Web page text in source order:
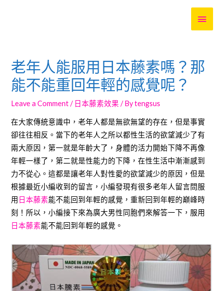
老年人能服用日本藤素嗎？那
能不能重回年輕的感覺呢？
Leave a Comment / 日本藤素效果 / Bytengsus
在大家傳統意識中，老年人都是無欲無望的存在，但是事實
卻往往相反。當下的老年人之所以都性生活的欲望減少了有
兩大原因，第一就是年齡大了，身體的活力開始下降不再像
年輕一樣了，第二就是性能力的下降，在性生活中漸漸感到
力不從心。這都是讓老年人對性愛的欲望減少的原因，但是
根據最近小編收到的留言，小編發現有很多老年人留言問服
用 日本藤素能不能回到年輕的感覺，重新回到年輕的巔峰時
刻！所以，小編接下來為廣大男性同胞們來解答一下，服用
日本藤素能不能回到年輕的感覺。